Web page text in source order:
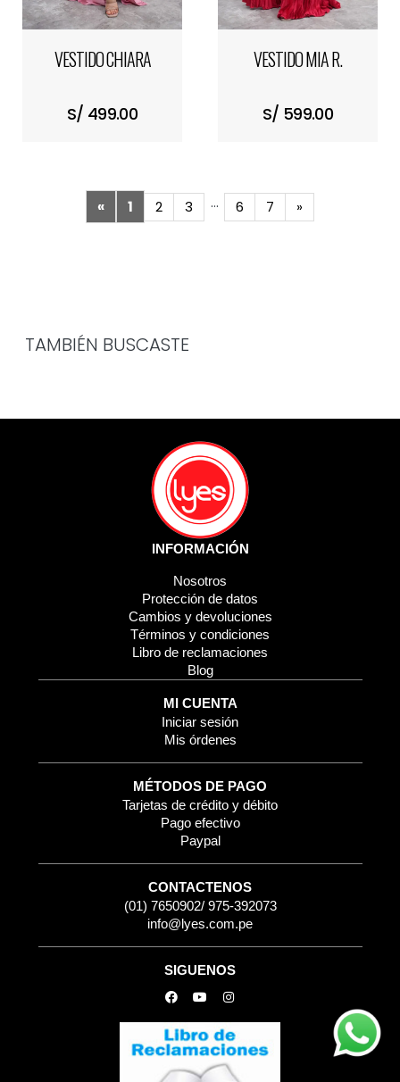
VESTIDO CHIARA
S/ 499.00
VESTIDO MIA R.
S/ 599.00
« 1 2 3 … 6 7 »
TAMBIÉN BUSCASTE
INFORMACIÓN
Nosotros
Protección de datos
Cambios y devoluciones
Términos y condiciones
Libro de reclamaciones
Blog
MI CUENTA
Iniciar sesión
Mis órdenes
MÉTODOS DE PAGO
Tarjetas de crédito y débito
Pago efectivo
Paypal
CONTACTENOS
(01) 7650902/ 975-392073
info@lyes.com.pe
SIGUENOS